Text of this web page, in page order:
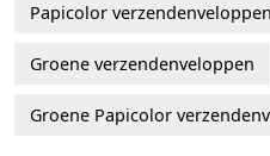
Papicolor verzendenveloppen
Groene verzendenveloppen
Groene Papicolor